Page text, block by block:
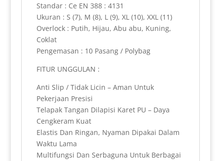
Standar : Ce EN 388 : 4131
Ukuran : S (7), M (8), L (9), XL (10), XXL (11)
Overlock : Putih, Hijau, Abu abu, Kuning,
Coklat
Pengemasan : 10 Pasang / Polybag
FITUR UNGGULAN :
Anti Slip / Tidak Licin – Aman Untuk
Pekerjaan Presisi
Telapak Tangan Dilapisi Karet PU – Daya
Cengkeram Kuat
Elastis Dan Ringan, Nyaman Dipakai Dalam
Waktu Lama
Multifungsi Dan Serbaguna Untuk Berbagai